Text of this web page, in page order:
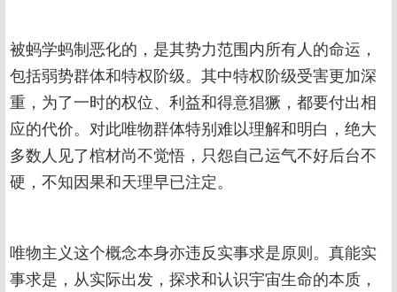
被蚂学蚂制恶化的，是其势力范围内所有人的命运，
包括弱势群体和特权阶级。其中特权阶级受害更加深
重，为了一时的权位、利益和得意猖獗，都要付出相
应的代价。对此唯物群体特别难以理解和明白，绝大
多数人见了棺材尚不觉悟，只怨自己运气不好后台不
硬，不知因果和天理早已注定。
唯物主义这个概念本身亦违反实事求是原则。真能实
事求是，从实际出发，探求和认识宇宙生命的本质，